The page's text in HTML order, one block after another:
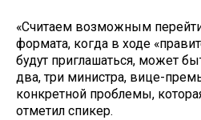
«Считаем возможным
формата, когда в ходе
будут приглашаться, может
два, три министра, вице-
конкретной проблемы,
отметил спикер.